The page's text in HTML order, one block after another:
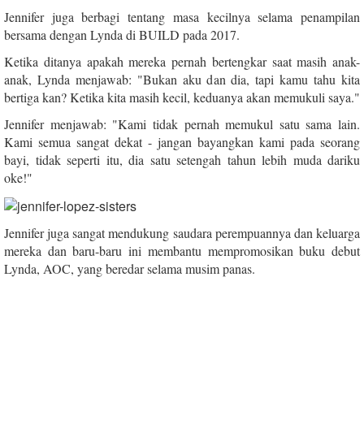
Jennifer juga berbagi tentang masa kecilnya selama penampilan
bersama dengan Lynda di BUILD pada 2017.
Ketika ditanya apakah mereka pernah bertengkar saat masih anak-
anak, Lynda menjawab: "Bukan aku dan dia, tapi kamu tahu kita
bertiga kan? Ketika kita masih kecil, keduanya akan memukuli saya."
Jennifer menjawab: "Kami tidak pernah memukul satu sama lain.
Kami semua sangat dekat - jangan bayangkan kami pada seorang
bayi, tidak seperti itu, dia satu setengah tahun lebih muda dariku
oke!"
Jennifer juga sangat mendukung saudara perempuannya dan keluarga
mereka dan baru-baru ini membantu mempromosikan buku debut
Lynda, AOC, yang beredar selama musim panas.